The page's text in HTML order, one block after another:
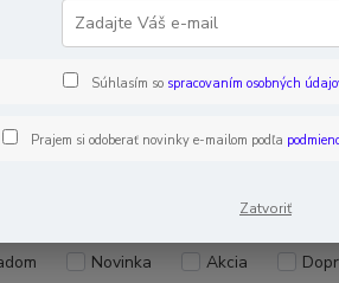
na káble
Novinka Akcia
Súhlasím so spracovaním osobných
Prajem si odoberať novinky e-mailom podľa
Zatvoriť